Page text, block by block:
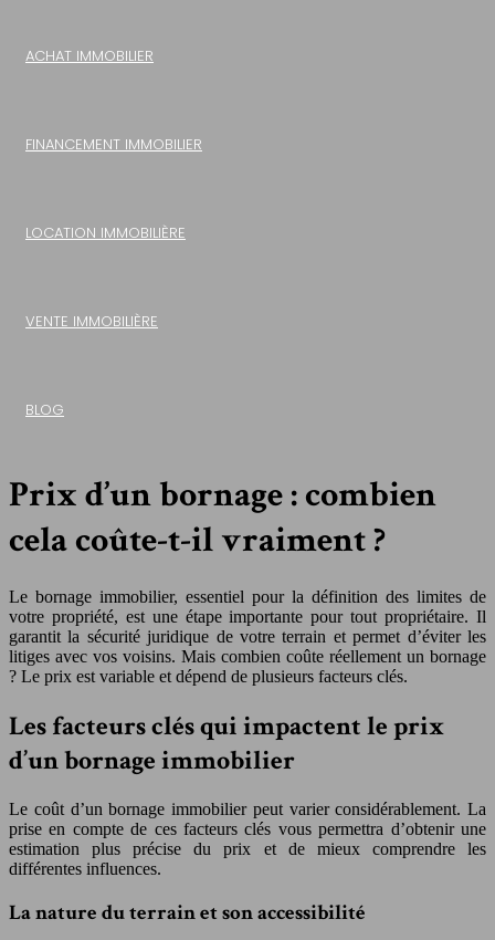
ACHAT IMMOBILIER
FINANCEMENT IMMOBILIER
LOCATION IMMOBILIÈRE
VENTE IMMOBILIÈRE
BLOG
Prix d’un bornage : combien
cela coûte-t-il vraiment ?
Le bornage immobilier, essentiel pour la définition des limites de
votre propriété, est une étape importante pour tout propriétaire. Il
garantit la sécurité juridique de votre terrain et permet d’éviter les
litiges avec vos voisins. Mais combien coûte réellement un bornage
? Le prix est variable et dépend de plusieurs facteurs clés.
Les facteurs clés qui impactent le prix
d’un bornage immobilier
Le coût d’un bornage immobilier peut varier considérablement. La
prise en compte de ces facteurs clés vous permettra d’obtenir une
estimation plus précise du prix et de mieux comprendre les
différentes influences.
La nature du terrain et son accessibilité